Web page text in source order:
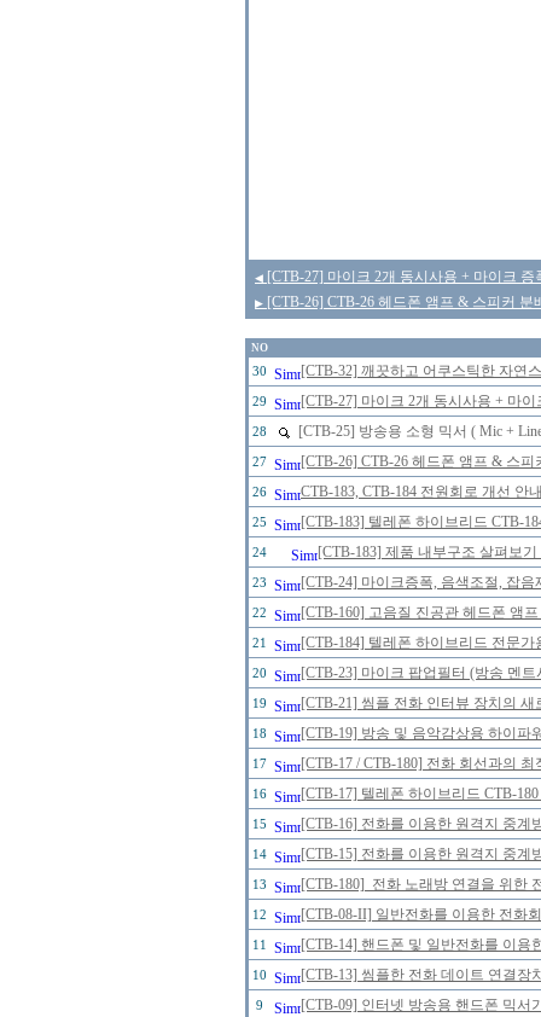
◀ [CTB-27] 마이크 2개 동시사용 + 마이크
▶ [CTB-26] CTB-26 헤드폰 앰프 & 스피커 분
NO
30 [CTB-32] 깨끗하고 어쿠스틱한 자연
29 [CTB-27] 마이크 2개 동시사용 + 마
28 [CTB-25] 방송용 소형 믹서 ( Mic +
27 [CTB-26] CTB-26 헤드폰 앰프 & 스피
26 CTB-183, CTB-184 전원회로 개선 안
25 [CTB-183] 텔레폰 하이브리드 CTB-
24 [CTB-183] 제품 내부구조 살펴보
23 [CTB-24] 마이크증폭, 음색조절, 잡음
22 [CTB-160] 고음질 진공관 헤드폰 앰
21 [CTB-184] 텔레폰 하이브리드 전문
20 [CTB-23] 마이크 팝업필터 (방송 멘
19 [CTB-21] 씸플 전화 인터뷰 장치의
18 [CTB-19] 방송 및 음악감상용 하이파
17 [CTB-17 / CTB-180] 전화 회선과의
16 [CTB-17] 텔레폰 하이브리드 CTB-
15 [CTB-16] 전화를 이용한 원격지 중계
14 [CTB-15] 전화를 이용한 원격지 중계
13 [CTB-180] 전화 노래방 연결을 위한
12 [CTB-08-II] 일반전화를 이용한 전화
11 [CTB-14] 핸드폰 및 일반전화를 이
10 [CTB-13] 씸플한 전화 데이트 연결장
9 [CTB-09] 인터넷 방송용 핸드폰 믹서